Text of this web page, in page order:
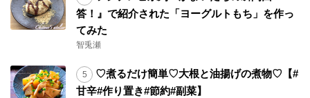
答！』で紹介された「ヨーグルトもち」を作っ
てみた
智兎瀬
♡煮るだけ簡単♡大根と油揚げの煮物♡【#
甘辛#作り置き#節約#副菜】